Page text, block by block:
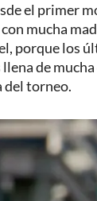
el primer
mucha
porque los
de
del torneo.